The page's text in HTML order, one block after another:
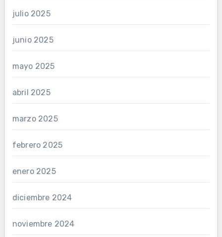
julio 2025
junio 2025
mayo 2025
abril 2025
marzo 2025
febrero 2025
enero 2025
diciembre 2024
noviembre 2024